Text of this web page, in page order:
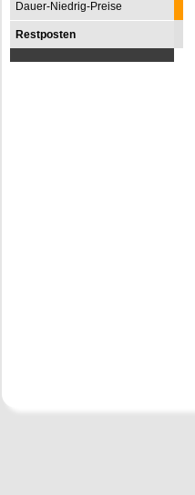
Dauer-Niedrig-Preise
Restposten